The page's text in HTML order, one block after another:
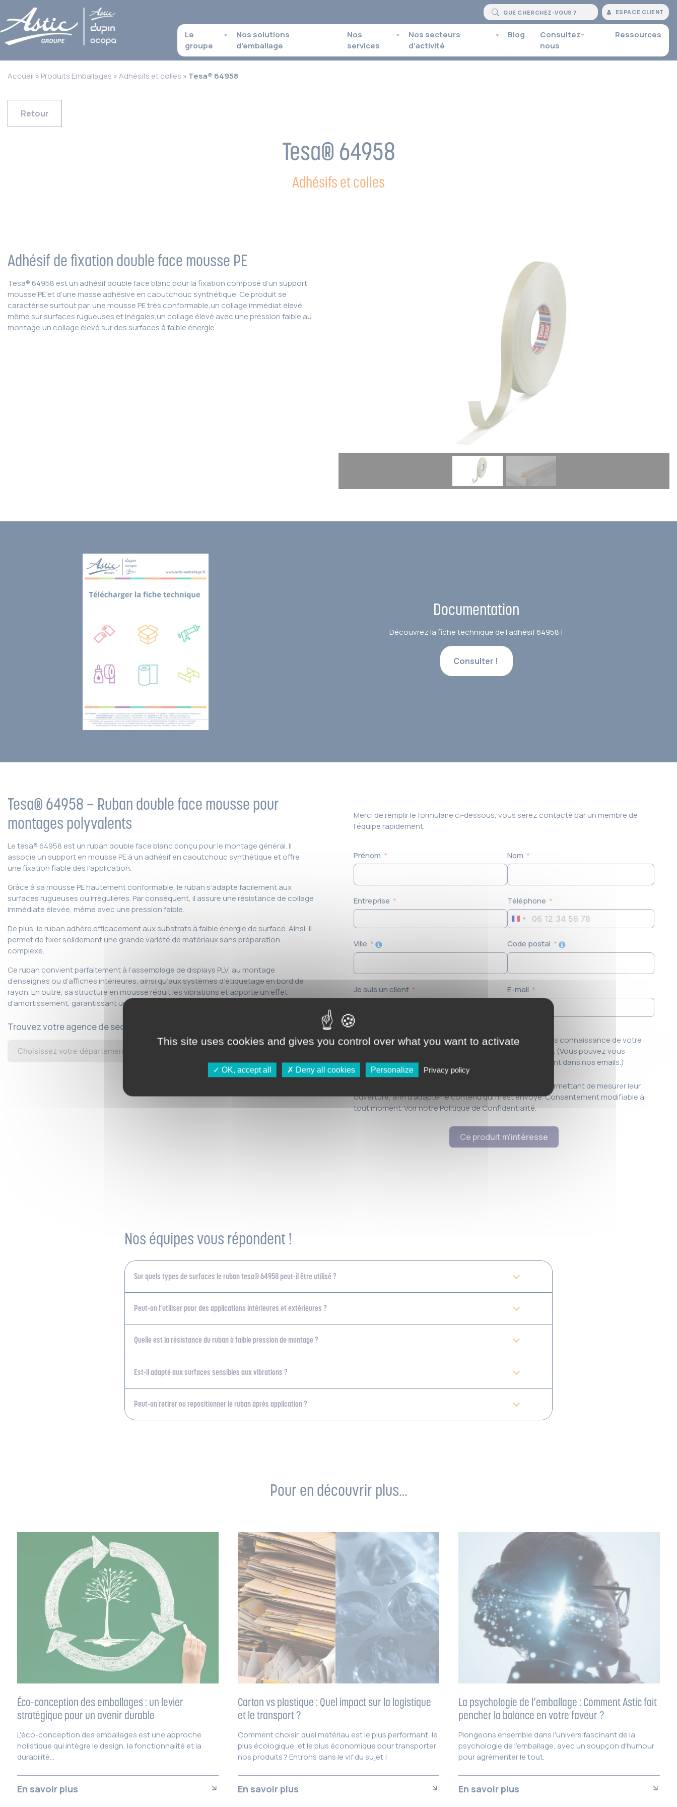
ESPACE CLIENT
Le
groupe
Nos solutions
d’emballage
Nos
services
Nos secteurs
d’activité
Blog
Consultez-
nous
Ressources
Accueil » Produits Emballages »Adhésifs et colles » Tesa® 64958
Retour
Tesa® 64958
Adhésifs et colles
Adhésif de fixation double face mousse PE
Tesa® 64958 est un adhésif double face blanc pour la fixation composé d’un support
mousse PE et d’une masse adhésive en caoutchouc synthétique. Ce produit se
caractérise surtout par:une mousse PE très conformable,un collage immédiat élevé
même sur surfaces rugueuses et inégales,un collage élevé avec une pression faible au
montage,un collage élevé sur des surfaces à faible énergie.
Documentation
Découvrez la fiche technique de l’adhésif 64958 !
Consulter !
Tesa® 64958 – Ruban double face mousse pour
montages polyvalents
Le tesa® 64958 est un ruban double face blanc conçu pour le montage général. Il
associe un support en mousse PE à un adhésif en caoutchouc synthétique et offre
une fixation fiable dès l’application.
Grâce à sa mousse PE hautement conformable, le ruban s’adapte facilement aux
surfaces rugueuses ou irrégulières. Par conséquent, il assure une résistance de collage
immédiate élevée, même avec une pression faible.
De plus, le ruban adhère efficacement aux substrats à faible énergie de surface. Ainsi, il
permet de fixer solidement une grande variété de matériaux sans préparation
complexe.
Ce ruban convient parfaitement à l’assemblage de displays PLV, au montage
d’enseignes ou d’affiches intérieures, ainsi qu’aux systèmes d’étiquetage en bord de
rayon. En outre, sa structure en mousse réduit les vibrations et apporte un effet
d’amortissement, garantissant un résultat propre et durable.
Trouvez votre agence de secteur
Merci de remplir le formulaire ci-dessous, vous serez contacté par un membre de
l’équipe rapidement.
Prénom
Entreprise
Ville
Je suis un client
Nom
Téléphone
France
Code postal
E-mail
J'accepte de recevoir vos e-mails et confirme avoir pris connaissance de votre
. (Vous pouvez vous
désinscrire à tout moment en cliquant sur le lien présent dans nos emails.)
J'accepte que mes emails intègrent un pixel de suivi permettant de mesurer leur
ouverture, afin d'adapter le contenu qui m'est envoyé. Consentement modifiable à
tout moment. Voir notre Politique de Confidentialité.
Ce produit m'intéresse
Nos équipes vous répondent !
Sur quels types de surfaces le ruban tesa® 64958 peut-il être utilisé ?
Peut-on l’utiliser pour des applications intérieures et extérieures ?
Quelle est la résistance du ruban à faible pression de montage ?
Est-il adapté aux surfaces sensibles aux vibrations ?
Peut-on retirer ou repositionner le ruban après application ?
Pour en découvrir plus…
Éco-conception des emballages : un levier
stratégique pour un avenir durable
L'éco-conception des emballages est une approche
holistique qui intègre le design, la fonctionnalité et la
durabilité...
En savoir plus
Carton vs plastique : Quel impact sur la logistique
et le transport ?
Comment choisir quel matériau est le plus performant, le
plus écologique, et le plus économique pour transporter
nos produits ? Entrons dans le vif du sujet !
En savoir plus
La psychologie de l’emballage : Comment Astic fait
pencher la balance en votre faveur ?
Plongeons ensemble dans l'univers fascinant de la
psychologie de l'emballage, avec un soupçon d'humour
pour agrémenter le tout.
En savoir plus
This site uses cookies and gives you control over what you want to activate
OK, accept all Deny all cookies Personalize Privacy policy